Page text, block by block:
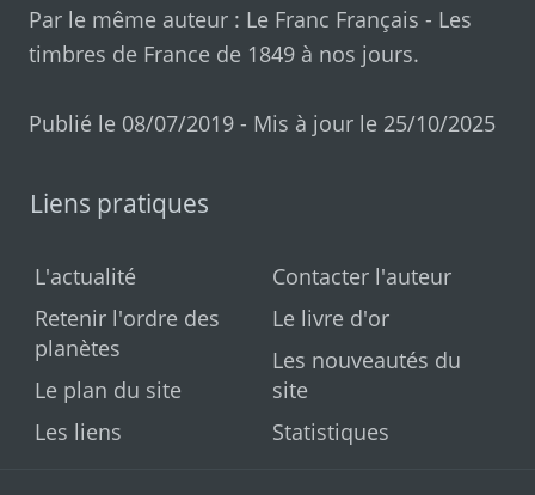
Par le même auteur : Le Franc Français - Les
timbres de France de 1849 à nos jours.
Publié le 08/07/2019 - Mis à jour le 25/10/2025
Liens pratiques
L'actualité
Retenir l'ordre des
planètes
Le plan du site
Les liens
Contacter l'auteur
Le livre d'or
Les nouveautés du
site
Statistiques